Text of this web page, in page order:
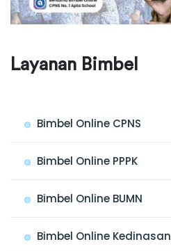
Layanan Bimbel
Bimbel Online CPNS
Bimbel Online PPPK
Bimbel Online BUMN
Bimbel Online Kedinasan